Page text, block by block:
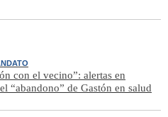
con el vecino”: alertas en
“abandono” de Gastón en salud